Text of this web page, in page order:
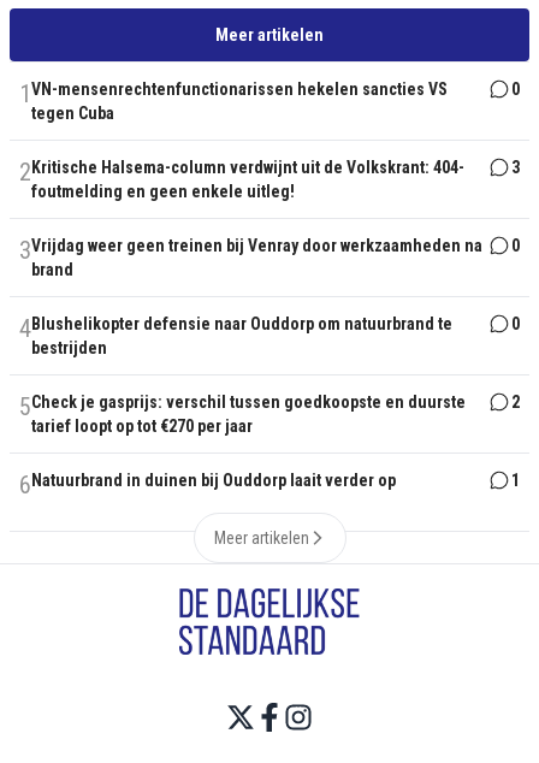
Meer artikelen
1VN-mensenrechtenfunctionarissen hekelen sancties VS
tegen Cuba
0
2 Kritische Halsema-column verdwijnt uit de Volkskrant: 404-
foutmelding en geen enkele uitleg!
3
3Vrijdag weer geen treinen bij Venray door werkzaamheden na
brand
0
4Blushelikopter defensie naar Ouddorp om natuurbrand te
bestrijden
0
5Check je gasprijs: verschil tussen goedkoopste en duurste
tarief loopt op tot €270 per jaar
2
6 Natuurbrand in duinen bij Ouddorp laait verder op 1
Meer artikelen